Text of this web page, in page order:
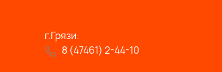
г.Грязи:
8 (47461) 2-44-10